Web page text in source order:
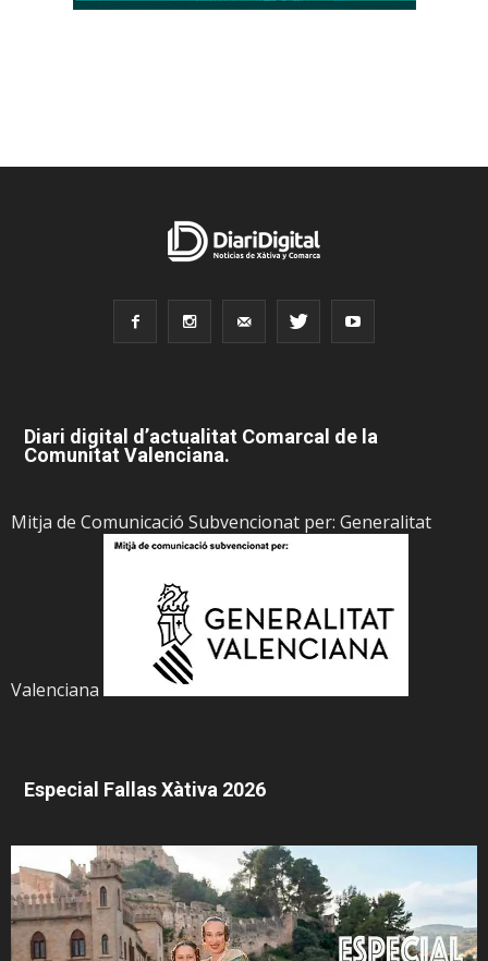
Diari digital d’actualitat Comarcal de la
Comunitat Valenciana.
Mitja de Comunicació Subvencionat per: Generalitat
Valenciana
Especial Fallas Xàtiva 2026